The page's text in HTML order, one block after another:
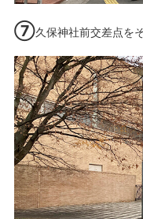
⑦久保神社前交差点を